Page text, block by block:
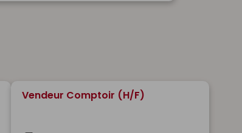
Vendeur Comptoir (H/F)